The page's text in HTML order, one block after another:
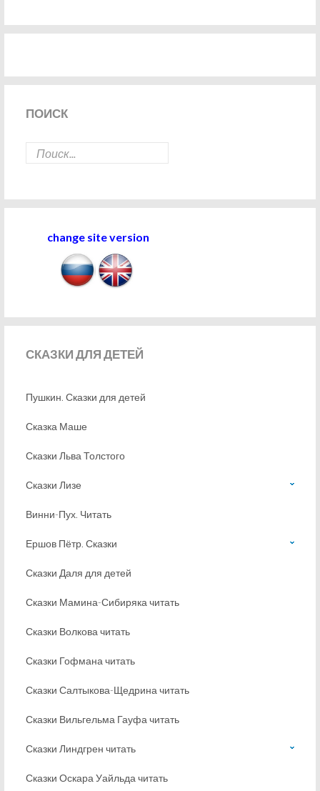
ПОИСК
change site version
СКАЗКИДЛЯ ДЕТЕЙ
Пушкин. Сказки для детей
Сказка Маше
Сказки Льва Толстого
Сказки Лизе
Винни-Пух. Читать
Ершов Пётр. Сказки
Сказки Даля для детей
Сказки Мамина-Сибиряка читать
Сказки Волкова читать
Сказки Гофмана читать
Сказки Салтыкова-Щедрина читать
Сказки Вильгельма Гауфа читать
Сказки Линдгрен читать
Сказки Оскара Уайльда читать